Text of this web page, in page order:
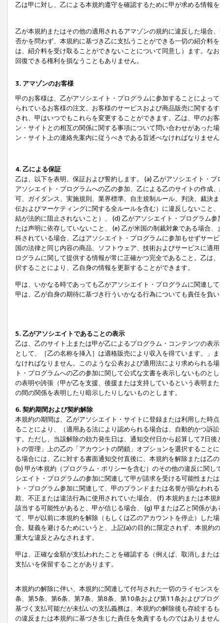
乙は甲に対し、乙による本規約遵守を確認するために甲が求める情報
乙が本規約またはその他の適用されるアマゾンの規約に違反した場合
否かを問わず、本規約に基づき乙に支払うことができる一切の紹介料
は、紹介料を受け取ることができないことについて同意し）ます。な
回復できる権利を損なうこともありません。
3. アマゾンのお客様
甲のお客様は、乙がアソシエイト・プログラムに参加することによっ
られているお客様の注文、お客様のサービスおよび商品販売に関する
され、甲はいつでもこれらを変更することができます。乙は、甲のお
ン・サイトとの相互の関係に関する事項について問い合わせがあった
ン・サイト上の連絡先案内に従うべきである旨述べなければなりませ
4. 乙による保証
乙は、以下を表明、保証および誓約します。 (a) 乙がアソシエイト・
アソシエイト・プログラムへの乙の参加、乙による乙のサイトの作成
可、ガイダンス、実施規則、業界標準、自主規制ルール、判決、裁決
伝およびマーケティングに関する全ルールを含む）に違反しないこと
結が法的に阻止されないこと）、 (d) 乙がアソシエイト・プログラム
たは声明に依存していないこと、 (e) 乙が米国の制裁対象である場合
科されている場合、乙はアソシエイト・プログラムに参加もせずサー
国の法律と同じ内容の商品、ソフトウェア、技術およびサービスに適
ログラムに関して提供する情報が常に正確かつ完全であること。乙は
択することにより、乙自身の情報を更新することができます。
甲は、いかなる時であっても乙がアソシエイト・プログラムに関連し
甲は、乙が自身の期待に基づき行ういかなる行為についても責任を負
5. 乙がアソシエイトであることの表示
乙は、乙のサイト上または甲が乙によるプログラム・コンテンツの表
として、［乙の名称を挿入］は適格販売により収入を得ています。」
なければなりません。このような公表および適用法により求められる
ト・プログラムへの乙の参加に関して公式な文書を表示しないもの
の表明や誇張（甲が乙を支援、後援または支持しているという表明ま
の間の関係を表明したり暗示したりしないものとします。
6. 契約期間および契約解除
本規約の期間は、乙がアソシエイト・サイトに登録または利用した時
ることにより、（適用ある法により認められる場合は、自動的かつ訴
す。ただし、当該解除の効力発生日は、通知交付日から起算して7日
トの管理」上の乙の「アカウントの閉鎖」オプションを選択するこ
る場合には、乙に対する書面通知交付直後に、本規約を解除または乙
(b) 甲が本規約（プログラム・ポリシーを含む）のその他の違反に関
シエイト・プログラムの参加に関連して甲が請求を受ける可能性また
ト・プログラム参加に関連して、甲のブランドまたは名誉が損なわれ
欺、不正または違法行為に使用されていた場合、 (f) 本規約または本
該当する可能性があると、甲が信じる場合、 (g) 甲または乙と関係が
て、甲が以前に本規約を解除（もしくは乙のアカウントを停止）した
合。疑義を避けるためにいうと、上記(a)の目的に限定されず、本規
重大な違反とみなされます。
甲は、正確な金額が支払われたことを確認する（例えば、取消しまた
支払いを保留することがあります。
本規約の解除に伴い、本規約に関連して付与された一切のライセンス
条、第5条、第6条、第7条、第8条、第10条および第11条およびプロ
基づく支払可能だが未払いの支払義務は、本規約の解除後も存続する
の違反または本規約に基づき生じた責任を免責するものではありませ